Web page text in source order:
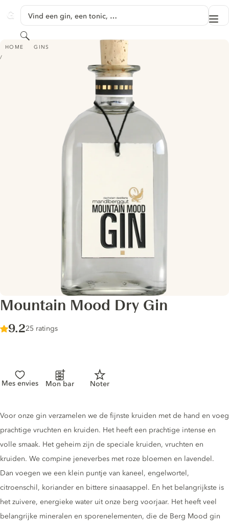
GINVENTORY
Vind een gin, een tonic, …
Zoeken
HOME GINS
MOUNTAIN MOOD DRY GIN
Mountain Mood Dry Gin
Score :
9.2/ 10
25 ratings
Mes envies Mon bar Noter
Gin description
Voor onze gin verzamelen we de fijnste kruiden met de hand en voeg
prachtige vruchten en kruiden. Het heeft een prachtige intense en
volle smaak. Het geheim zijn de speciale kruiden, vruchten en
kruiden. We compine jeneverbes met roze bloemen en lavendel.
Dan voegen we een klein puntje van kaneel, engelwortel,
citroenschil, koriander en bittere sinaasappel. En het belangrijkste is
het zuivere, energieke water uit onze berg voorjaar. Het heeft veel
belangrijke mineralen en sporenelementen, die de Berg Mood gin